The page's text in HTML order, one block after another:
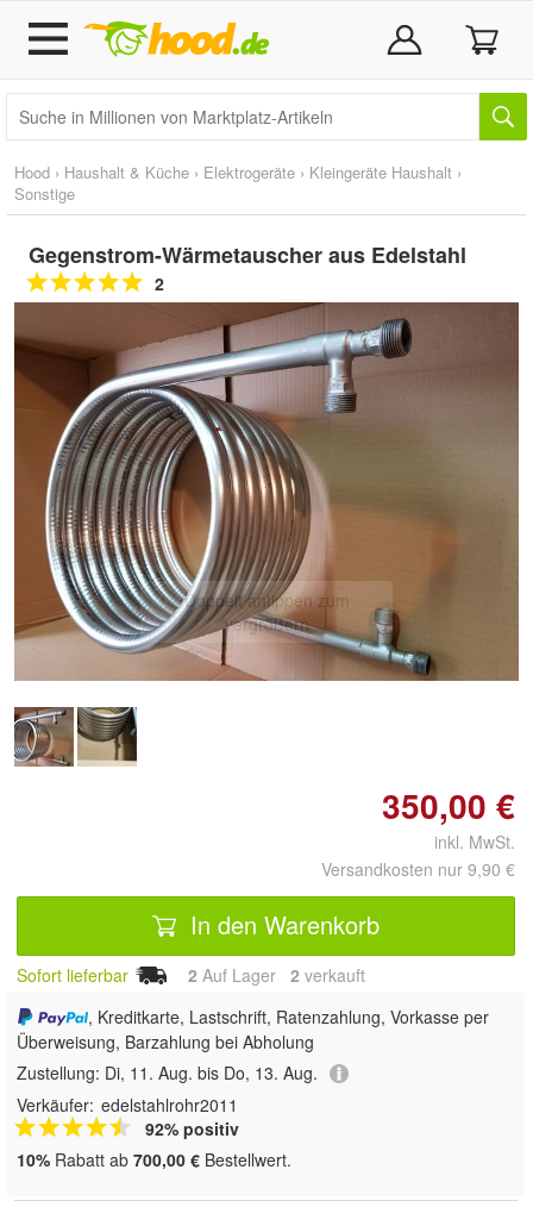
Hood › Haushalt & Küche › Elektrogeräte › Kleingeräte Haushalt ›
Sonstige
Gegenstrom-Wärmetauscher aus Edelstahl
2
Doppelt antippen zum
vergrößern
350,00 €
inkl. MwSt.
Versandkosten nur 9,90 €
In den Warenkorb
Sofort lieferbar 2 Auf Lager 2 verkauft
, Kreditkarte, Lastschrift, Ratenzahlung, Vorkasse per
Überweisung, Barzahlung bei Abholung
Zustellung: Di, 11. Aug. bis Do, 13. Aug.
Verkäufer: edelstahlrohr2011
92% positiv
10% Rabatt ab 700,00 € Bestellwert.